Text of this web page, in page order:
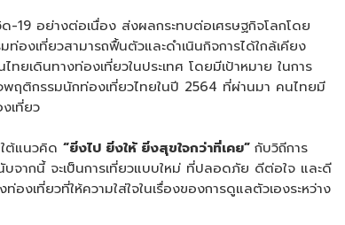
-19 อย่างต่อเนื่อง ส่งผลกระทบต่อเศรษฐกิจโลกโดย
งเที่ยวสามารถฟื้นตัวและดำเนินกิจการได้ใกล้เคียง
ยเดินทางท่องเที่ยวในประเทศ โดยมีเป้าหมาย ในการ
ฤติกรรมนักท่องเที่ยวไทยในปี 2564 ที่ผ่านมา คนไทยมี
เที่ยว
ต้แนวคิด “ยิ่งไป ยิ่งให้ ยิ่งสุขใจกว่าที่เคย” กับวิถีการ
จากนี้ จะเป็นการเที่ยวแบบใหม่ ที่ปลอดภัย ดีต่อใจ และดี
เที่ยวที่ให้ความใส่ใจในเรื่องของการดูแลตัวเองระหว่าง